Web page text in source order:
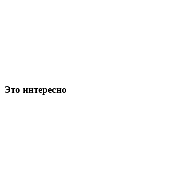
Это интересно